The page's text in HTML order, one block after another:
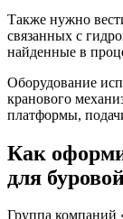
Также нужно
связанных с
найденные в
Оборудование
кранового
платформы,
Как
для
Группа компаний